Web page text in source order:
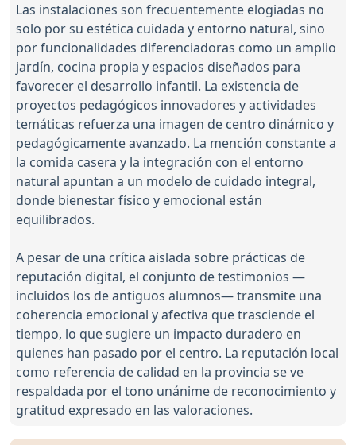
Las instalaciones son frecuentemente elogiadas no
solo por su estética cuidada y entorno natural, sino
por funcionalidades diferenciadoras como un amplio
jardín, cocina propia y espacios diseñados para
favorecer el desarrollo infantil. La existencia de
proyectos pedagógicos innovadores y actividades
temáticas refuerza una imagen de centro dinámico y
pedagógicamente avanzado. La mención constante a
la comida casera y la integración con el entorno
natural apuntan a un modelo de cuidado integral,
donde bienestar físico y emocional están
equilibrados.
A pesar de una crítica aislada sobre prácticas de
reputación digital, el conjunto de testimonios —
incluidos los de antiguos alumnos— transmite una
coherencia emocional y afectiva que trasciende el
tiempo, lo que sugiere un impacto duradero en
quienes han pasado por el centro. La reputación local
como referencia de calidad en la provincia se ve
respaldada por el tono unánime de reconocimiento y
gratitud expresado en las valoraciones.